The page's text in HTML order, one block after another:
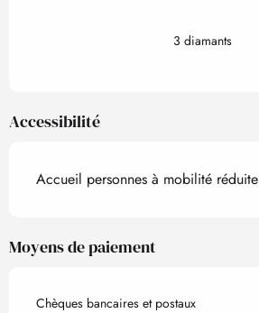
3 diamants
Accessibilité
Accueil personnes à mobilité réduite
Moyens de paiement
Chèques bancaires et postaux